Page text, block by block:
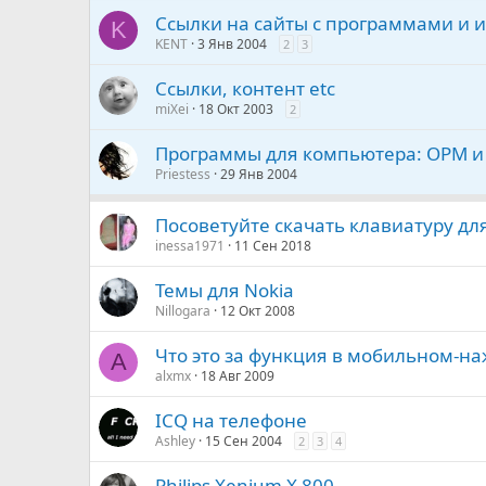
K Ссылки на сайты с программами и
KENT 3 Янв 2004 2 3
Ссылки, контент etc
miXei 18 Окт 2003 2
Программы для компьютера: OPM и
Priestess 29 Янв 2004
Посоветуйте скачать клавиатуру
inessa1971 11 Сен 2018
Темы для Nokia
Nillogara 12 Окт 2008
A Что это за функция в мобильном-
alxmx 18 Авг 2009
ICQ на телефоне
Ashley 15 Сен 2004 2 3 4